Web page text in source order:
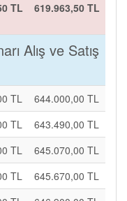
TL 619.963,50 TL
Alış ve Satış
TL
644.000,00 TL
TL
643.490,00 TL
TL
645.070,00 TL
TL
645.670,00 TL